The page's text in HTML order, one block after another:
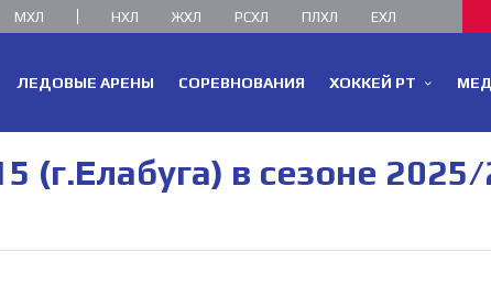
МХЛ НХЛ ЖХЛ РСХЛ ПЛХЛ ЕХЛ
ЛЕДОВЫЕ АРЕНЫ СОРЕВНОВАНИЯ ХОККЕЙ РТ
в сезоне